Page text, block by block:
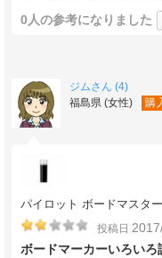
0人の参考になりました
ジムさん (4)
福島県 (女性)
購
パイロット ボードマスタ
投稿日
ボードマーカーいろいろ